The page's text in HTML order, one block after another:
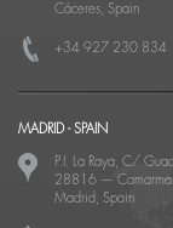
Cáceres, Spain
+34 927 230 834
MADRID - SPAIN
P.I. La Raya, C/
28816 — Camarma
Madrid, Spain